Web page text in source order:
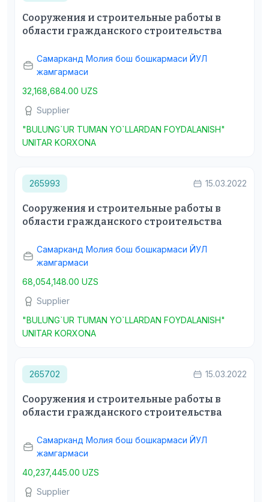
Сооружения и строительные работы в
области гражданского строительства
Самарканд Молия бош бошкармаси ЙУЛ
жамгармаси
32,168,684.00 UZS
Supplier
"BULUNG`UR TUMAN YO`LLARDAN FOYDALANISH"
UNITAR KORXONA
265993 15.03.2022
Сооружения и строительные работы в
области гражданского строительства
Самарканд Молия бош бошкармаси ЙУЛ
жамгармаси
68,054,148.00 UZS
Supplier
"BULUNG`UR TUMAN YO`LLARDAN FOYDALANISH"
UNITAR KORXONA
265702 15.03.2022
Сооружения и строительные работы в
области гражданского строительства
Самарканд Молия бош бошкармаси ЙУЛ
жамгармаси
40,237,445.00 UZS
Supplier